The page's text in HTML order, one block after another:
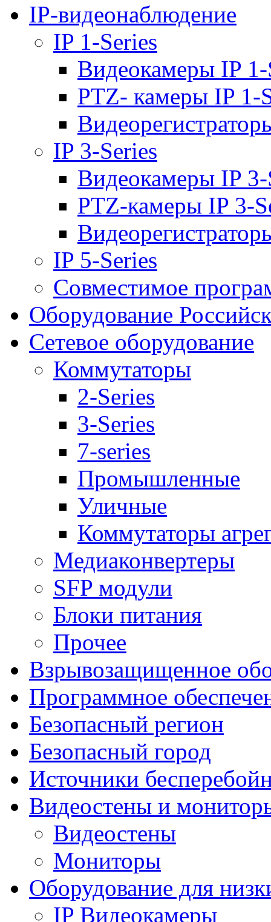
IP-видеонаблюдение
IP 1-Series
Видеокамеры IP 1-
PTZ- камеры IP 1-
IP 3-Series
Видеокамеры IP 3-
PTZ-камеры IP 3-
IP 5-Series
Совместимое
Оборудование
Сетевое оборудование
Коммутаторы
2-Series
3-Series
7-series
Промышленные
Уличные
Коммутаторы
Медиаконвертеры
SFP модули
Блоки питания
Прочее
Взрывозащищенное
Программное
Безопасный регион
Безопасный город
Источники
Видеостены и
Видеостены
Мониторы
Оборудование для
IP Видеокамеры